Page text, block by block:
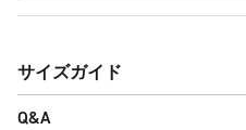
サイズガイド
Q&A